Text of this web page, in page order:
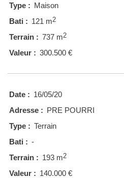
Type : Maison
Bati : 121 m2
Terrain : 737 m2
Valeur : 300.500 €
Date : 16/05/20
Adresse : PRE POURRI
Type : Terrain
Bati : -
Terrain : 193 m2
Valeur : 140.000 €